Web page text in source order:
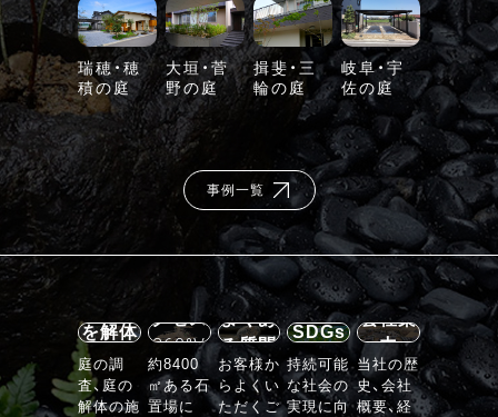
瑞穂・穂
積の庭
大垣・菅
野の庭
揖斐・三
輪の庭
岐阜・宇
佐の庭
事例一覧
石の庭
を解体
する
庭の調
査、庭の
解体の施
内・ア
クセス
360°V
R
VIEW
約8400
㎡ある石
置場に
よくあ
る質問
お客様か
らよくい
ただくご
SDGs
持続可能
な社会の
実現に向
会社案
内
当社の歴
史、会社
概要、経